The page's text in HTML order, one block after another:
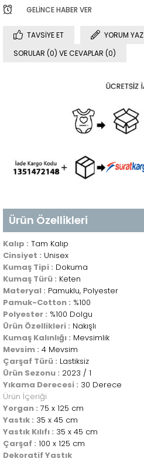
GELINCE HABER VER
TAVSIYE ET
YORUM YAZ
SORULAR (0) VE CEVAPLAR (0)
Ürün Özellikleri
Kalıp : Tam Kalıp
Cinsiyet : Unisex
Kumaş Tipi : Dokuma
Kumaş Türü : Keten
Materyal : Pamuklu, Polyester
Pamuk-Cotton : %100
Polyester : %100 Dolgu
Ürün Özellikleri : Nakışlı
Kumaş Kalınlığı : Mevsimlik
Mevsim : 4 Mevsim
Çarşaf Türü : Lastiksiz
Ürün Sezonu : 2023 / 1
Yıkama Derecesi : 30 Derece
Ürün İçeriği
Yorgan : 75 x 125 cm
Yastık : 35 x 45 cm
Yastık Kılıfı : 35 x 45 cm
Çarşaf : 100 x 125 cm
Dekoratif Yastık